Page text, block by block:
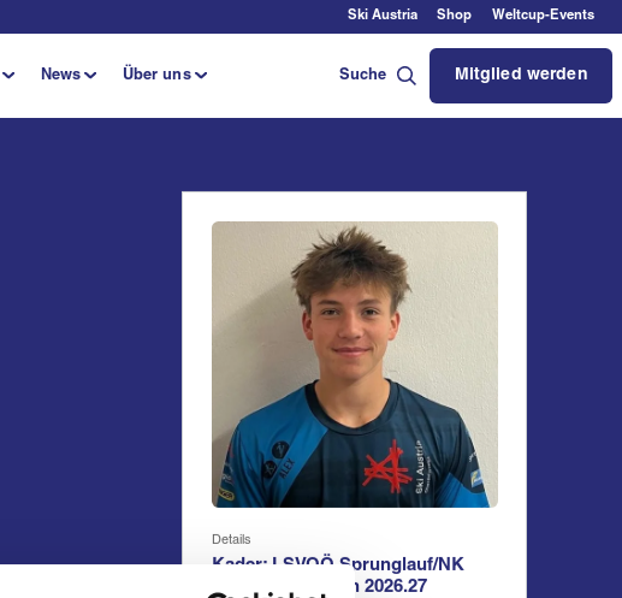
Ski Austria Shop Weltcup-Events
News Über uns Suche Mitglied werden
Details
Kader: LSVOÖ Sprunglauf/NK
Jugend+Junioren 2026.27